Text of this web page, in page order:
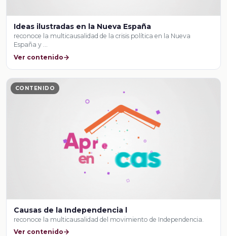
Ideas ilustradas en la Nueva España
reconoce la multicausalidad de la crisis política en la Nueva
España y …
Ver contenido
CONTENIDO
Causas de la Independencia l
reconoce la multicausalidad del movimiento de Independencia.
Ver contenido